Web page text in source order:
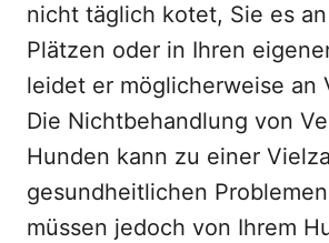
nicht täglich kotet, Sie es
Plätzen oder in Ihren
leidet er möglicherweise an
Die Nichtbehandlung von
Hunden kann zu einer
gesundheitlichen
müssen jedoch von Ihrem